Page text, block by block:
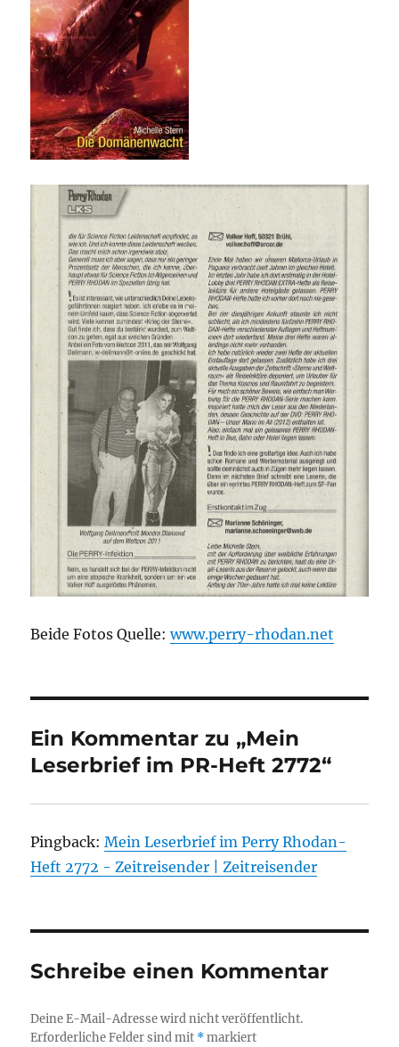
Beide Fotos Quelle:www.perry-rhodan.net
Ein Kommentar zu „Mein
Leserbrief im PR-Heft 2772“
Pingback:Mein Leserbrief im Perry Rhodan-
Heft 2772 - Zeitreisender | Zeitreisender
Schreibe einen Kommentar
Deine E-Mail-Adresse wird nicht veröffentlicht.
Erforderliche Felder sind mit *markiert